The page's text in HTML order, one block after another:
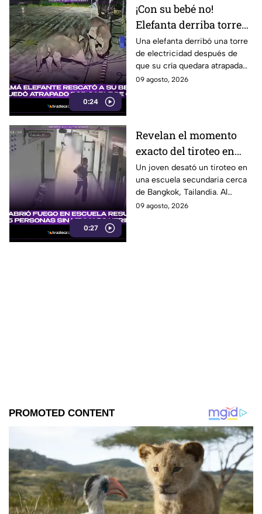
0:24
¡Con su bebé no!
Elefanta derriba torre
eléctrica para rescatar
a su cría
Una elefanta derribó una torre
de electricidad después de
que su cría quedara atrapada
entre los cables, en un intento
09 agosto, 2026
0:27
Revelan el momento
exacto del tiroteo en
secundaria que dejó al
menos 8 muertos y 30
heridos
Un joven desató un tiroteo en
una escuela secundaria cerca
de Bangkok, Tailandia. Al
menos ocho personas
09 agosto, 2026